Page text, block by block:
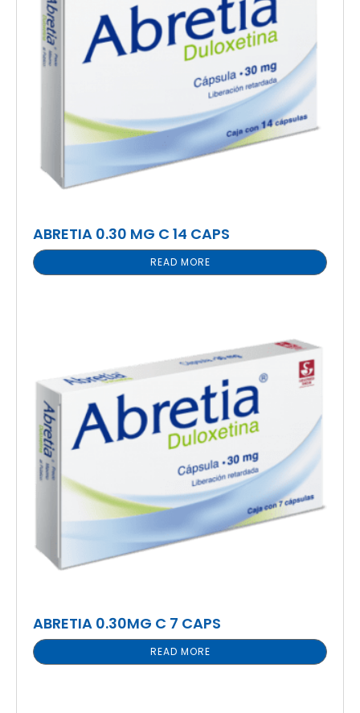
ABRETIA 0.30 MG C 14 CAPS
READ MORE
ABRETIA 0.30MG C 7 CAPS
READ MORE